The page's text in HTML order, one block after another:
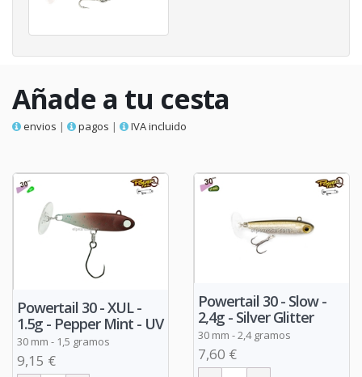
Añade a tu cesta
envios | pagos | IVA incluido
Powertail 30 - XUL -
1.5g - Pepper Mint - UV
30 mm - 1,5 gramos
9,15 €
Powertail 30 - Slow -
2,4g - Silver Glitter
30 mm - 2,4 gramos
7,60 €